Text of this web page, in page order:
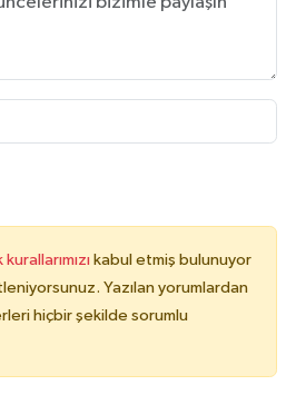
kabul etmiş bulunuyor
Yazılan yorumlardan
hiçbir şekilde sorumlu